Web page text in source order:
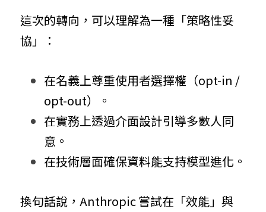
這次的轉向，可以理解為一種「策略性妥
協」：
在名義上尊重使用者選擇權（opt-in /
opt-out）。
在實務上透過介面設計引導多數人同
意。
在技術層面確保資料能支持模型進化。
換句話說，Anthropic 嘗試在「效能」與